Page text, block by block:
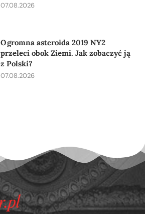
07.08.2026
Ogromna asteroida 2019 NY2
przeleci obok Ziemi. Jak zobaczyć ją
z Polski?
07.08.2026